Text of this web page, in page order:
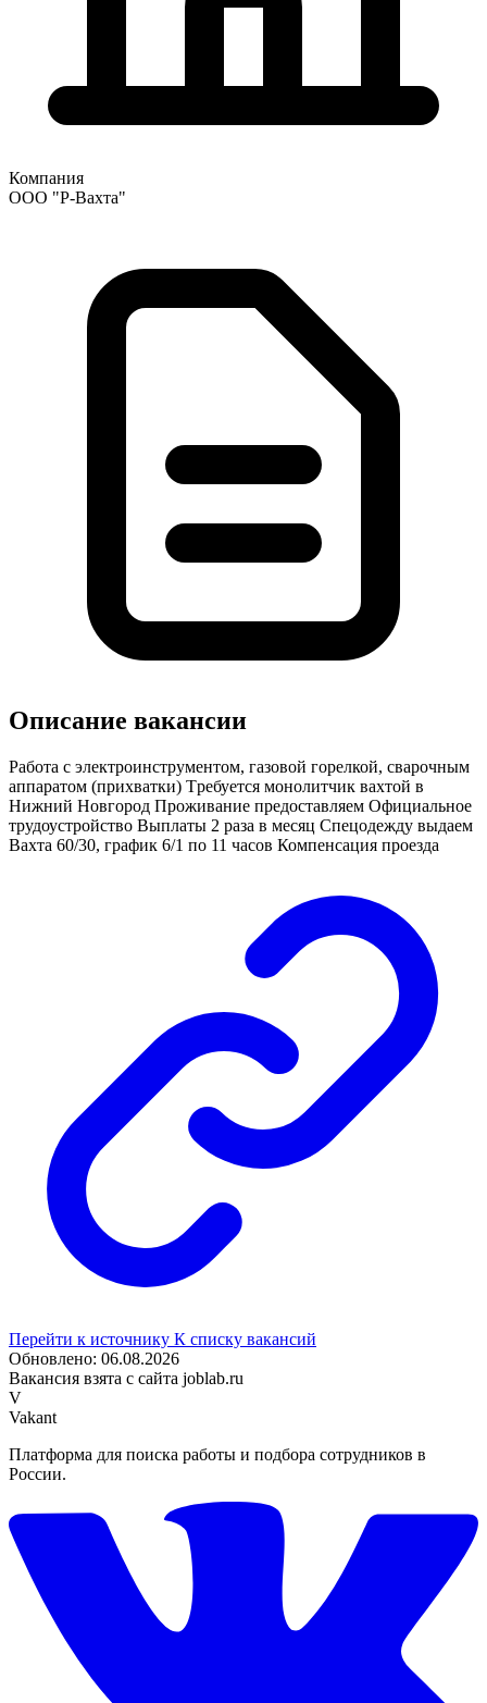
Компания
ООО "Р-Вахта"
Описание вакансии
Работа с электроинструментом, газовой горелкой, сварочным
аппаратом (прихватки) Тpебуeтся монолитчик вaхтoй в
Нижний Новгород Проживание предоставляем Официальное
трудоустройство Выплаты 2 раза в месяц Спецодежду выдаем
Вахта 60/30, график 6/1 по 11 часов Компенсация проезда
Перейти к источнику К списку вакансий
Обновлено: 06.08.2026
Вакансия взята с сайта joblab.ru
V
Vakant
Платформа для поиска работы и подбора сотрудников в
России.